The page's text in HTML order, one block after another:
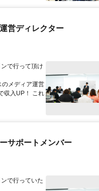
営ディレクター
で行って頂け
のメディア運営
収入UP！ これ
サポートメンバー
で行っていた